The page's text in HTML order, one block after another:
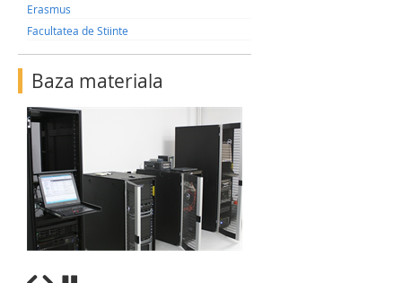
Erasmus
Facultatea de Stiinte
Baza materiala